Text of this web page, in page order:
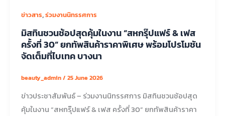
ข่าวสาร,ร่วมงานนิทรรศการ
มิสทินชวนช้อปสุดคุ้มในงาน “สหกรุ๊ปแฟร์ & เฟส
ครั้งที่ 30” ยกทัพสินค้าราคาพิเศษ พร้อมโปรโมชัน
จัดเต็มที่ไบเทค บางนา
beauty_admin/ 25 June 2026
ข่าวประชาสัมพันธ์ – ร่วมงานนิทรรศการ มิสทินชวนช้อปสุด
คุ้มในงาน “สหกรุ๊ปแฟร์ & เฟส ครั้งที่ 30” ยกทัพสินค้าราคา